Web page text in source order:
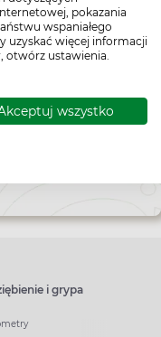
pokazania
wspaniałego
uzyskać więcej informacji
otwórz ustawienia.
wszystko
Apteline*
i grypa